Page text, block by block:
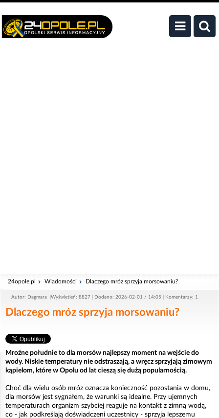
24opole.pl Wiadomości Dlaczego mróz sprzyja morsowaniu?
Autor: Dagmara Wyświetleń: 8827 Dodano: 2026-02-01 / 14:05 Komentarzy: 1
Dlaczego mróz sprzyja morsowaniu?
Mroźne południe to dla morsów najlepszy moment na wejście do
wody. Niskie temperatury nie odstraszają, a wręcz sprzyjają zimowym
kąpielom, które w Opolu od lat cieszą się dużą popularnością.
Choć dla wielu osób mróz oznacza konieczność pozostania w domu,
dla morsów jest sygnałem, że warunki są idealne. Przy ujemnych
temperaturach organizm szybciej reaguje na kontakt z zimną wodą,
co - jak podkreślają doświadczeni uczestnicy - sprzyja lepszemu